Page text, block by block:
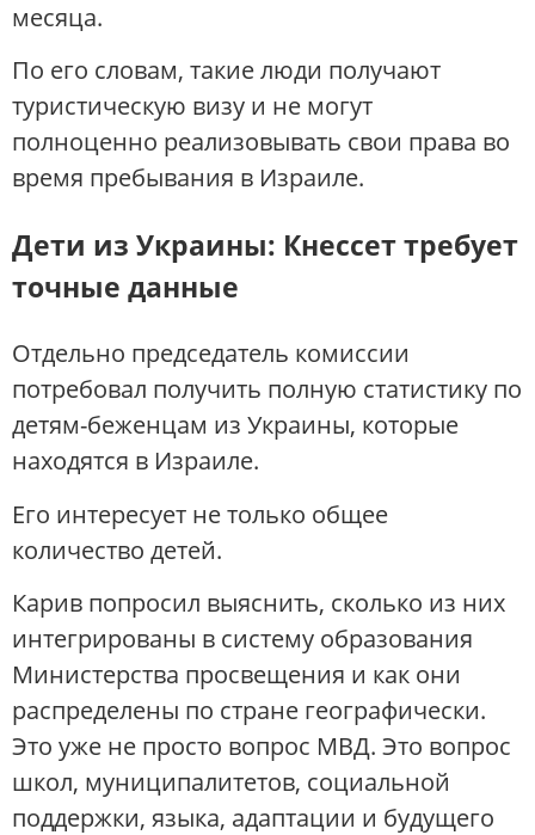
месяца.
По его словам, такие люди получают
туристическую визу и не могут
полноценно реализовывать свои права во
время пребывания в Израиле.
Дети из Украины: Кнессет требует
точные данные
Отдельно председатель комиссии
потребовал получить полную статистику по
детям-беженцам из Украины, которые
находятся в Израиле.
Его интересует не только общее
количество детей.
Карив попросил выяснить, сколько из них
интегрированы в систему образования
Министерства просвещения и как они
распределены по стране географически.
Это уже не просто вопрос МВД. Это вопрос
школ, муниципалитетов, социальной
поддержки, языка, адаптации и будущего